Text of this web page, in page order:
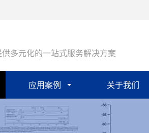
多元化的一站式服务解决方案
应用案例 关于我们